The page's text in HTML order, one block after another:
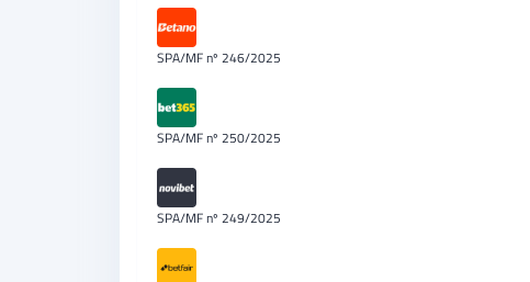
SPA/MF nº 246/2025
SPA/MF nº 250/2025
SPA/MF nº 249/2025